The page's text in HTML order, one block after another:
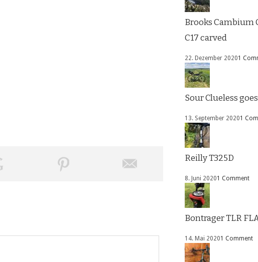
Brooks Cambium
C17 carved
22. Dezember 20201
Sour Clueless
13. September 20201
Reilly T325D
8. Juni 20201 Comment
Bontrager TLR
14. Mai 20201 Comment